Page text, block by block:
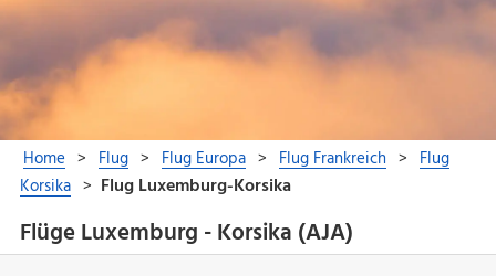
Flüge Luxemburg - Korsika (AJA)